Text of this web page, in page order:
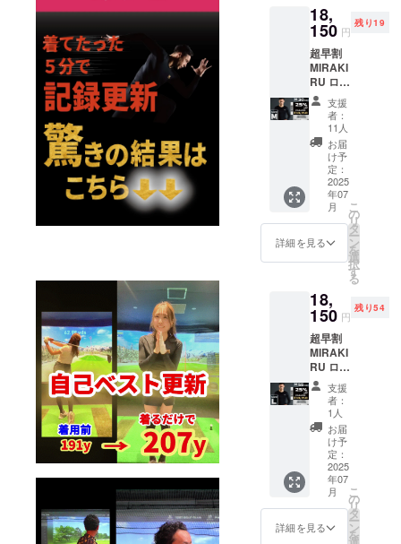
つまでも愛
され続ける
ブランドと
して、ス
ポーツ界の
発展に貢献
します。
【よく
ある質
問】
【注意
事項】
は必ず
お読み
くださ
い。 ※
デザイ
ン 仕様
は変更
になる
可能性
もござ
いま
す。ご
皆様の
ご支援
により
量産効
率が向
上した
場合、
正規販
売価格
が販売
予定価
格より
下がる
可能性
もござ
す。 ※
■CAMP
FIRE価
格：
18,150
円 サイ
ズ展
開：S,
M, L, LL
以下、
必読事
項 ※
ページ
下部に
ある、
【サイ
ズ
チャー
問】
【注意
事項】
は必ず
お読み
くださ
い。 ※
デザイ
ン 仕様
は変更
になる
可能性
もござ
いま
す。ご
了承く
ださ
18,
150 円
残り19
超早割
MIRAKI
RU ロン
グス
リーブ
25％off
サイ
ズ：M
ラー：
ブラッ
ク ■一
般販売
価格 ：
24,200
■CAMP
FIRE価
格：
18,150
円 サイ
ズ展
開：S,
M, L, LL
以下、
必読事
項 ※
ページ
下部に
ある、
【サイ
ズ
チャー
支援
者：
11人
お届
け予
定：
2025
年07
月
詳細を見る
こ
の
リ
タ
ー
ン
を
選
択
す
る
18,
150 円
残り54
超早割
MIRAKI
RU ロン
グス
リーブ
25％off
サイ
ズ：L
ラー：
ブラッ
ク ■一
般販売
価格 ：
支援
者：
1人
お届
け予
定：
2025
年07
月
詳細を見る
こ
の
リ
タ
ー
ン
を